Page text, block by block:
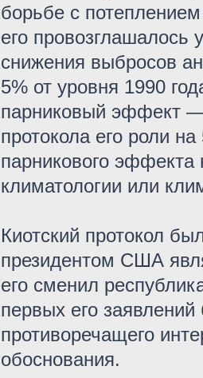
борьбе с
его провозглашалось
снижения выбросов
5% от уровня 1990
парниковый эффект
протокола его роли
парникового эффекта
климатологии или
Киотский протокол
президентом США
его сменил
первых его заявлений
противоречащего
обоснования.